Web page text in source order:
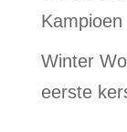
Kampioen
Winter
eerste